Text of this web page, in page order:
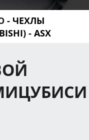
- ЧЕХЛЫ
- ASX